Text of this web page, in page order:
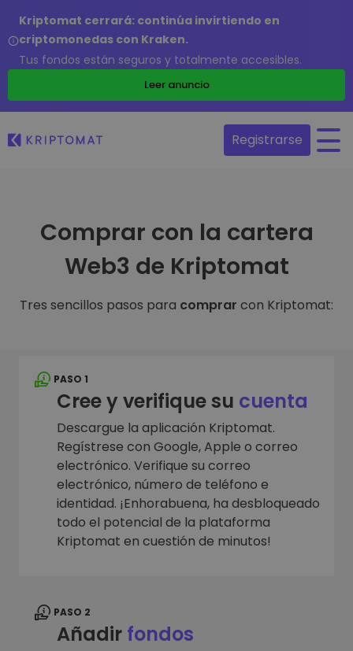
Kriptomat cerrará: continúa invirtiendo en
criptomonedas con Kraken.
Tus fondos están seguros y totalmente accesibles.
Leer anuncio
Registrarse
Comprar con la cartera
Web3 de Kriptomat
Tres sencillos pasos para comprar con Kriptomat:
PASO 1
Cree y verifique su cuenta
Descargue la aplicación Kriptomat.
Regístrese con Google, Apple o correo
electrónico. Verifique su correo
electrónico, número de teléfono e
identidad. ¡Enhorabuena, ha desbloqueado
todo el potencial de la plataforma
Kriptomat en cuestión de minutos!
PASO 2
Añadir fondos